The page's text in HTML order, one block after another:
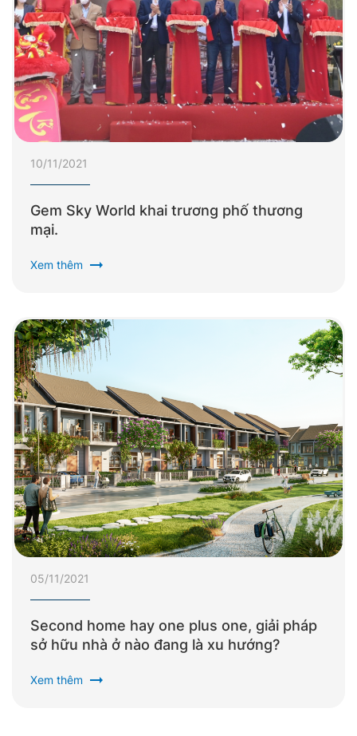
10/11/2021
Gem Sky World khai trương phố thương
mại.
Xem thêm arrow_right_alt
05/11/2021
Second home hay one plus one, giải pháp
sở hữu nhà ở nào đang là xu hướng?
Xem thêm arrow_right_alt